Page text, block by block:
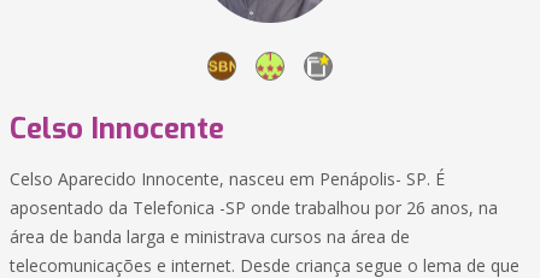
Celso Innocente
Celso Aparecido Innocente, nasceu em Penápolis- SP. É
aposentado da Telefonica -SP onde trabalhou por 26 anos, na
área de banda larga e ministrava cursos na área de
telecomunicações e internet. Desde criança segue o lema de que